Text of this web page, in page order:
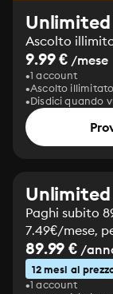
Unlimited
Ascolto
9.99 € /mese
1 account
Ascolto illimitato
Disdici quando
Paghi subito
7.49€/mese,
89.99 € /
12 mesi al
1 account